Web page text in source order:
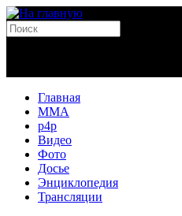
Главная
MMA
p4p
Видео
Фото
Досье
Энциклопедия
Трансляции